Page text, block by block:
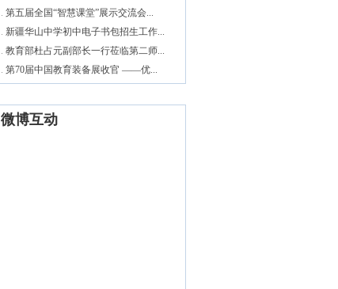
. 第五届全国“智慧课堂”展示交流会...
. 新疆华山中学初中电子书包招生工作...
. 教育部杜占元副部长一行莅临第二师...
. 第70届中国教育装备展收官 ——优...
微博互动